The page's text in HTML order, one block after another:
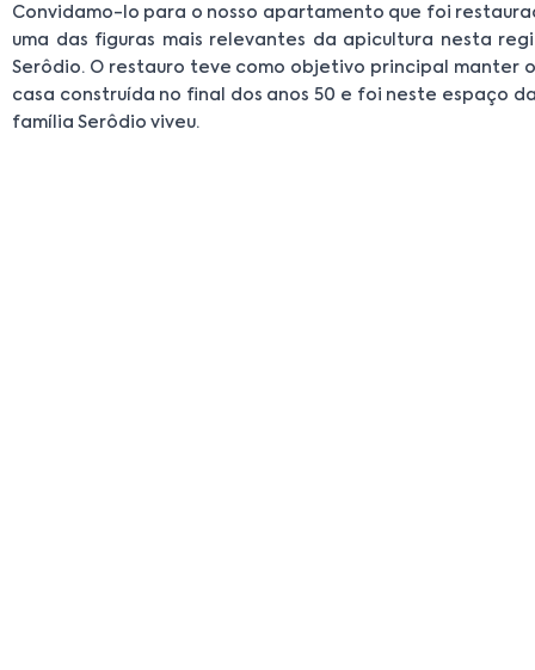
Convidamo-lo para o nosso apartamento que foi
uma das figuras mais relevantes da apicultura nesta
Serôdio. O restauro teve como objetivo principal manter
casa construída no final dos anos 50 e foi neste espaço
família Serôdio viveu.